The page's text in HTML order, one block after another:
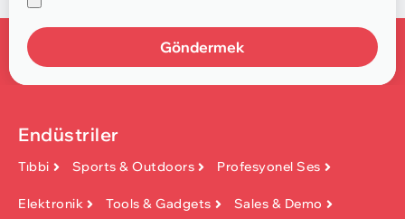
Göndermek
Endüstriler
Tıbbi Sports & Outdoors Profesyonel Ses
Elektronik Tools & Gadgets Sales & Demo